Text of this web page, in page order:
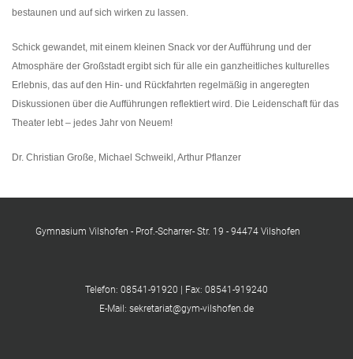
bestaunen und auf sich wirken zu lassen.
Schick gewandet, mit einem kleinen Snack vor der Aufführung und der
Atmosphäre der Großstadt ergibt sich für alle ein ganzheitliches kulturelles
Erlebnis, das auf den Hin- und Rückfahrten regelmäßig in angeregten
Diskussionen über die Aufführungen reflektiert wird. Die Leidenschaft für das
Theater lebt – jedes Jahr von Neuem!
Dr. Christian Große, Michael Schweikl, Arthur Pflanzer
Gymnasium Vilshofen - Prof.-Scharrer- Str. 19 - 94474 Vilshofen
Telefon: 08541-91920 | Fax: 08541-919240
E-Mail: sekretariat@gym-vilshofen.de